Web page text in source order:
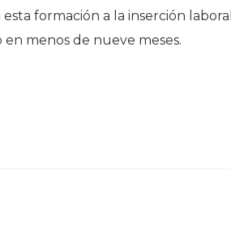
formación a la inserción laboral
menos de nueve meses.